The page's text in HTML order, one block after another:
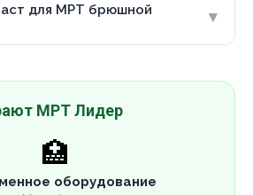
для МРТ брюшной
▾
МРТ Лидер
🏥
оборудование